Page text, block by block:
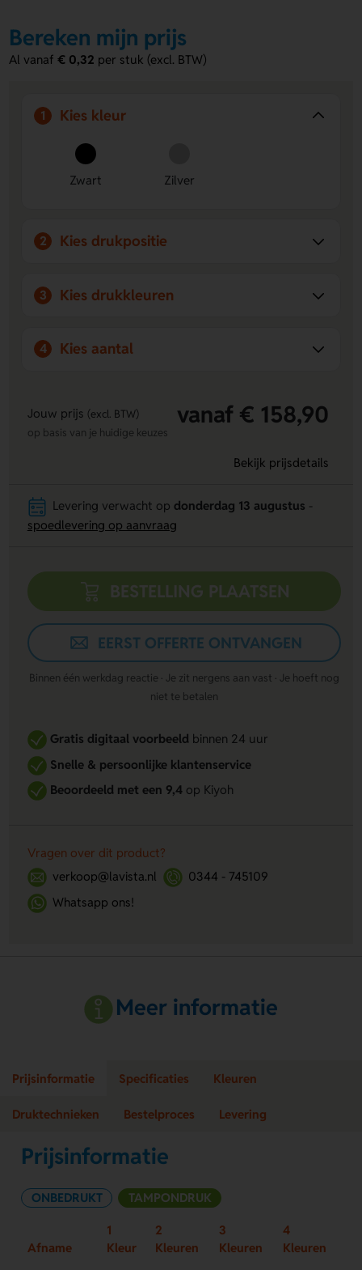
Voordelen van de Natura Balpen
Ruimte voor bedrukking
naam of eigen ontwerp aanbrengen op meerdere
drukposities.
Strakke uitstraling
je altijd een passende stijl kiest.
Bereken mijn prijs
Al vanaf€ 0,32 per stuk (excl. BTW)
1 Kies kleur
Zwart Zilver
2 Kies drukpositie
3 Kies drukkleuren
4 Kies aantal
Jouw prijs (excl. BTW) vanaf € 158,90
op basis van je huidige keuzes
Bekijk prijsdetails
Levering verwacht op donderdag 13 augustus
spoedlevering op aanvraag
BESTELLING PLAATSEN
EERST OFFERTE ONTVANGEN
Binnen één werkdag reactie · Je zit nergens aan vast · Je hoeft nog
niet te betalen
Gratis digitaal voorbeeldbinnen 24 uur
Snelle & persoonlijke klantenservice
Beoordeeld met een 9,4op Kiyoh
Vragen over dit product?
verkoop@lavista.nl
0344 - 745109
Whatsapp ons!
Meer informatie
Prijsinformatie Specificaties Kleuren
Druktechnieken Bestelproces Levering
Prijsinformatie
ONBEDRUKT TAMPONDRUK
Afname
1
Kleur
2
Kleuren
3
Kleuren
4
Kleuren